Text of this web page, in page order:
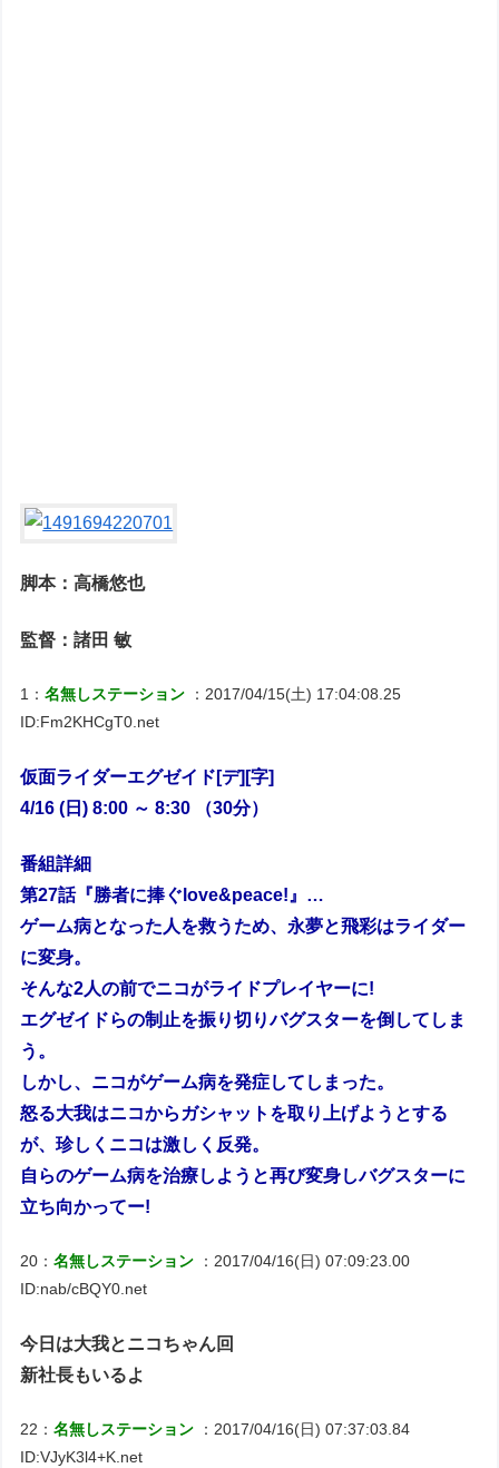
脚本：高橋悠也
監督：諸田 敏
1：名無しステーション
：2017/04/15(土) 17:04:08.25
ID:Fm2KHCgT0.net
仮面ライダーエグゼイド[デ][字]
4/16 (日) 8:00 ～ 8:30 （30分）
番組詳細
第27話『勝者に捧ぐlove&peace!』…
ゲーム病となった人を救うため、永夢と飛彩はライダー
に変身。
そんな2人の前でニコがライドプレイヤーに!
エグゼイドらの制止を振り切りバグスターを倒してしま
う。
しかし、ニコがゲーム病を発症してしまった。
怒る大我はニコからガシャットを取り上げようとする
が、珍しくニコは激しく反発。
自らのゲーム病を治療しようと再び変身しバグスターに
立ち向かってー!
20：名無しステーション
：2017/04/16(日) 07:09:23.00
ID:nab/cBQY0.net
今日は大我とニコちゃん回
新社長もいるよ
22：名無しステーション
：2017/04/16(日) 07:37:03.84
ID:VJyK3l4+K.net